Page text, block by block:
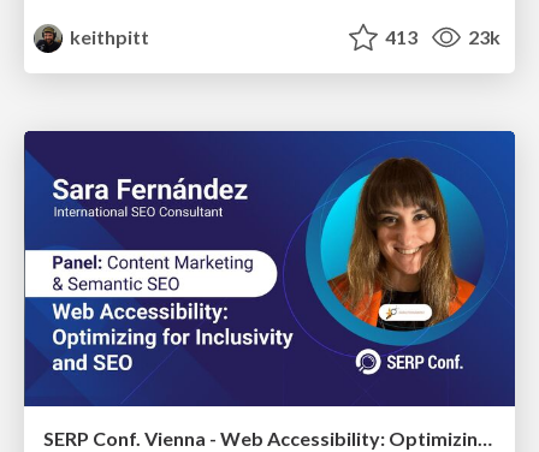
keithpitt
413 23k
SERP Conf. Vienna - Web Accessibility: Optimizing for Inclusivity and SEO